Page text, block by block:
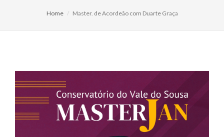
Home Master. de Acordeão com Duarte Graça